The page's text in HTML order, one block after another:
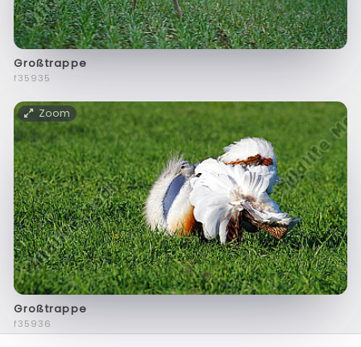
Großtrappe
f35935
Zoom
Großtrappe
f35936